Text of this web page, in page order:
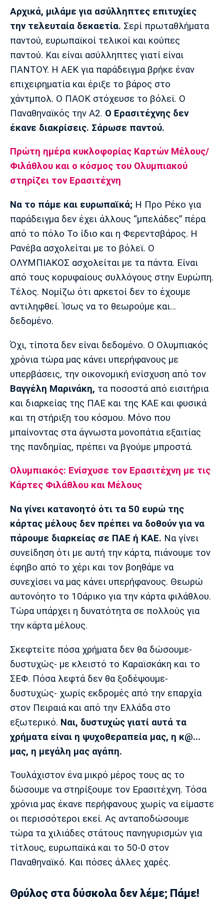
Πολιτισμός
Τραγούδια
Cine Spot
Running
Media
Παρασκήνιο
Πρόγραμμα TV
Ιωνικός Κηφισιά Πανσερραϊκός
Μπαρτσελόνα
Ρεάλ
Μαδρίτης
Ατλέτικο
Μαδρίτης
Μάντσεστερ
Γιουνάιτεντ
Τσέλσι Άρσεναλ
Λίβερπουλ
Μάντσεστερ
Σίτι
Γιουβέντους
Ίντερ Μπάγερν
Μπορούσια
Παρί Σεν
Μαρσέιγ
Μονακό
Ερυθρός
Αστέρας
Τότεναμ
Αρχικά, μιλάμε για ασύλληπτες επιτυχίες
την τελευταία δεκαετία. Σερί πρωταθλήματα
παντού, ευρωπαϊκοί τελικοί και κούπες
παντού. Και είναι ασύλληπτες γιατί είναι
ΠΑΝΤΟΥ. Η ΑΕΚ για παράδειγμα βρήκε έναν
επιχειρηματία και έριξε το βάρος στο
χάντμπολ. Ο ΠΑΟΚ στόχευσε το βόλεϊ. Ο
Παναθηναϊκός την Α2. Ο Ερασιτέχνης δεν
έκανε διακρίσεις. Σάρωσε παντού.
Πρώτη ημέρα κυκλοφορίας Καρτών Μέλους/
Φιλάθλου και ο κόσμος του Ολυμπιακού
στηρίζει τον Ερασιτέχνη
Να το πάμε και ευρωπαϊκά; Η Προ Ρέκο για
παράδειγμα δεν έχει άλλους “μπελάδες” πέρα
από το πόλο Το ίδιο και η Φερεντσβάρος. Η
Ρανέβα ασχολείται με το βόλεϊ. Ο
ΟΛΥΜΠΙΑΚΟΣ ασχολείται με τα πάντα. Είναι
από τους κορυφαίους συλλόγους στην Ευρώπη.
Τέλος. Νομίζω ότι αρκετοί δεν το έχουμε
αντιληφθεί. Ίσως να το θεωρούμε και…
δεδομένο.
Όχι, τίποτα δεν είναι δεδομένο. Ο Ολυμπιακός
χρόνια τώρα μας κάνει υπερήφανους με
υπερβάσεις, την οικονομική ενίσχυση από τον
Βαγγέλη Μαρινάκη, τα ποσοστά από εισιτήρια
και διαρκείας της ΠΑΕ και της ΚΑΕ και φυσικά
και τη στήριξη του κόσμου. Μόνο που
μπαίνοντας στα άγνωστα μονοπάτια εξαιτίας
της πανδημίας, πρέπει να βγούμε μπροστά.
Ολυμπιακός: Ενίσχυσε τον Ερασιτέχνη με τις
Κάρτες Φιλάθλου και Μέλους
Να γίνει κατανοητό ότι τα 50 ευρώ της
κάρτας μέλους δεν πρέπει να δοθούν για να
πάρουμε διαρκείας σε ΠΑΕ ή ΚΑΕ. Να γίνει
συνείδηση ότι με αυτή την κάρτα, πιάνουμε τον
έφηβο από το χέρι και τον βοηθάμε να
συνεχίσει να μας κάνει υπερήφανους. Θεωρώ
αυτονόητο το 10άρικο για την κάρτα φιλάθλου.
Τώρα υπάρχει η δυνατότητα σε πολλούς για
την κάρτα μέλους.
Σκεφτείτε πόσα χρήματα δεν θα δώσουμε-
δυστυχώς- με κλειστό το Καραϊσκάκη και το
ΣΕΦ. Πόσα λεφτά δεν θα ξοδέψουμε-
δυστυχώς- χωρίς εκδρομές από την επαρχία
στον Πειραιά και από την Ελλάδα στο
εξωτερικό. Ναι, δυστυχώς γιατί αυτά τα
χρήματα είναι η ψυχοθεραπεία μας, η κ@...
μας, η μεγάλη μας αγάπη.
Τουλάχιστον ένα μικρό μέρος τους ας το
δώσουμε να στηρίξουμε τον Ερασιτέχνη. Τόσα
χρόνια μας έκανε περήφανους χωρίς να είμαστε
οι περισσότεροι εκεί. Ας ανταποδώσουμε
τώρα τα χιλιάδες στάτους πανηγυρισμών για
τίτλους, ευρωπαϊκά και το 50-0 στον
Παναθηναϊκό. Και πόσες άλλες χαρές.
Θρύλος στα δύσκολα δεν λέμε; Πάμε!